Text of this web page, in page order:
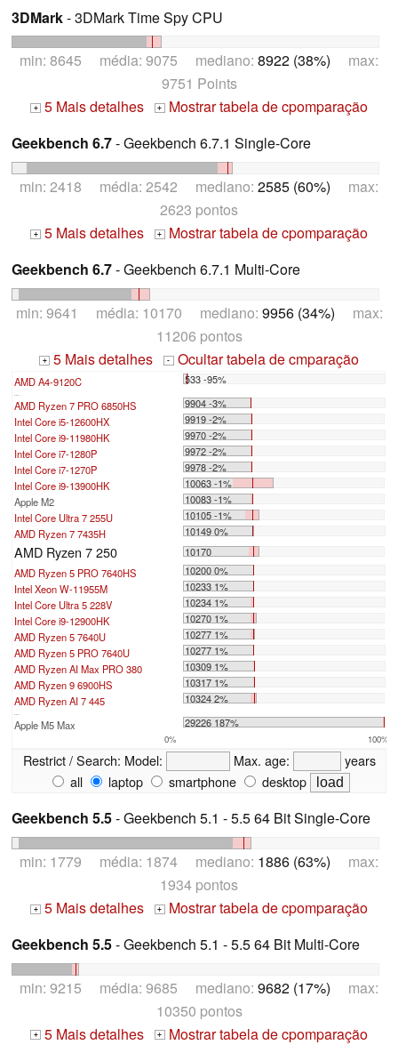
3DMark- 3DMark Time Spy CPU
min: 8645 média: 9075 mediano: 8922 (38%) max:
9751 Points
+ 5 Mais detalhes + Mostrar tabela de cpomparação
Geekbench 6.7- Geekbench 6.7.1 Single-Core
min: 2418 média: 2542 mediano: 2585 (60%) max:
2623 pontos
+ 5 Mais detalhes + Mostrar tabela de cpomparação
Geekbench 6.7- Geekbench 6.7.1 Multi-Core
min: 9641 média: 10170 mediano: 9956 (34%) max:
11206 pontos
+ 5 Mais detalhes - Ocultar tabela de cmparação
AMD A4-9120C 533 -95%
...
AMD Ryzen 7 PRO 6850HS
9904 -3%
Intel Core i5-12600HX
9919 -2%
Intel Core i9-11980HK
9970 -2%
Intel Core i7-1280P
9972 -2%
Intel Core i7-1270P
9978 -2%
Intel Core i9-13900HK
10063 -1%
Apple M2
10083 -1%
Intel Core Ultra 7 255U
10105 -1%
AMD Ryzen 7 7435H
10149 0%
AMD Ryzen 7 250
10170
AMD Ryzen 5 PRO 7640HS
10200 0%
Intel Xeon W-11955M
10233 1%
Intel Core Ultra 5 228V
10234 1%
Intel Core i9-12900HK
10270 1%
AMD Ryzen 5 7640U
10277 1%
AMD Ryzen 5 PRO 7640U
10277 1%
AMD Ryzen AI Max PRO 380
10309 1%
AMD Ryzen 9 6900HS
10317 1%
AMD Ryzen AI 7 445
10324 2%
...
Apple M5 Max 29226 187%
0% 100%
Restrict / Search: Model: Max. age:
years
all
laptop smartphone desktop
Geekbench 5.5- Geekbench 5.1 - 5.5 64 Bit Single-Core
min: 1779 média: 1874 mediano: 1886 (63%) max:
1934 pontos
+ 5 Mais detalhes + Mostrar tabela de cpomparação
Geekbench 5.5- Geekbench 5.1 - 5.5 64 Bit Multi-Core
min: 9215 média: 9685 mediano: 9682 (17%) max:
10350 pontos
+ 5 Mais detalhes + Mostrar tabela de cpomparação